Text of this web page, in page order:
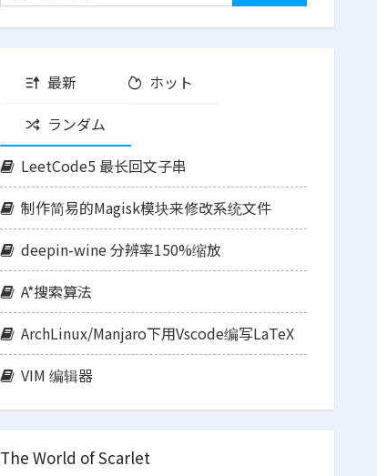
最新
ホット
ランダム
LeetCode5 最长回文子串
制作简易的Magisk模块来修改系统文件
deepin-wine 分辨率150%缩放
A*搜索算法
ArchLinux/Manjaro下用Vscode编写LaTeX
VIM 编辑器
The World of Scarlet